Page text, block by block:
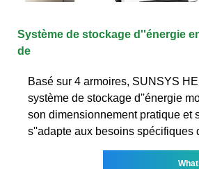
Système de stockage d''énergie
de
Basé sur 4 armoires, SUNSYS
système de stockage d''énergie
son dimensionnement pratique et
s''adapte aux besoins spécifiques